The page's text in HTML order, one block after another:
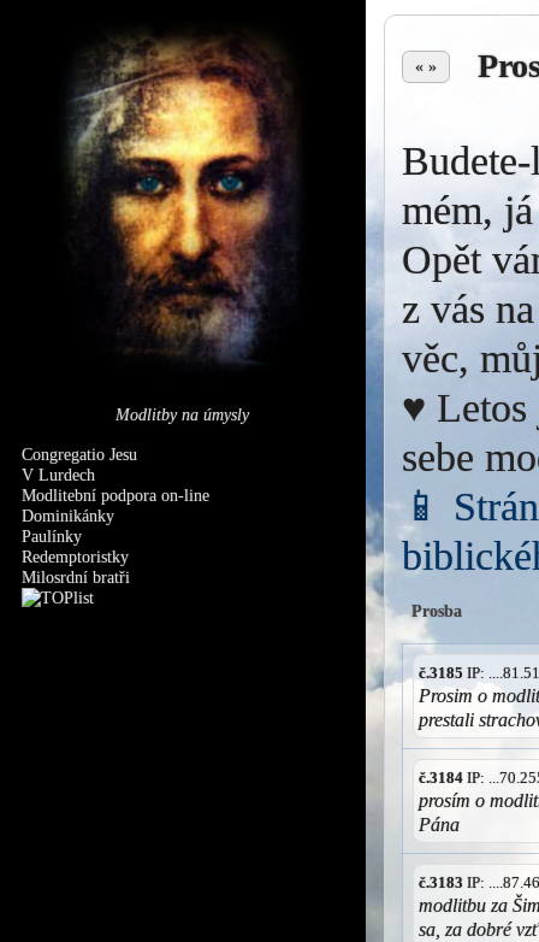
Modlitby na úmysly
Congregatio Jesu
V Lurdech
Modlitební podpora on-line
Dominikánky
Paulínky
Redemptoristky
Milosrdní bratři
« »
mém,
Opět
z vás
věc,
♥ Letos
sebe
📱
Prosba
č.3185 IP:
Prosim o
prestali
č.3184 IP:
prosím o
Pána
č.3183 IP:
modlitbu za
sa, za dobré